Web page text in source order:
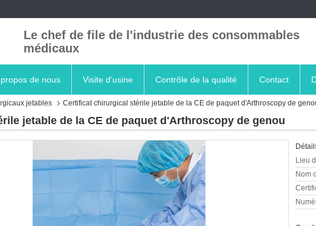
Le chef de file de l'industrie des consommables
médicaux
de nous Visite d'usine Contrôle de la qualité Contact
jetables Certificat chirurgical stérile jetable de la CE de paquet d'Arthroscopy de
jetable de la CE de paquet d'Arthroscopy de genou
Lieu
Nom